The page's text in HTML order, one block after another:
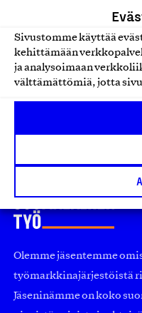
Sivustomme käyttää
kehittämään
ja analysoimaan
välttämättömiä, jotta
Lelut ja pelit
aMount
Lelut ja pelit
Olemme jäsentemme
työmarkkinajärjestöistä
Jäseninämme on koko